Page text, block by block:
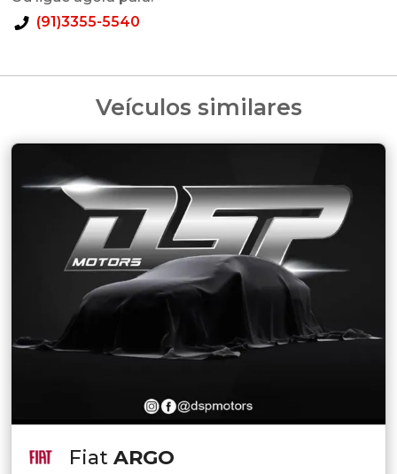
(91)3355-5540
Veículos similares
Fiat ARGO